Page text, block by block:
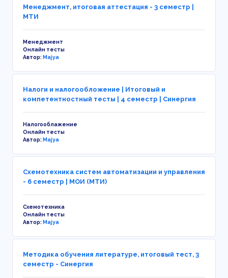
Менеджмент, итоговая аттестация - 3 семестр |
МТИ
Менеджмент
Онлайн тесты
Автор:Majya
Налоги и налогообложение | Итоговый и
компетентностный тесты | 4 семестр | Синергия
Налогооблажение
Онлайн тесты
Автор:Majya
Схемотехника систем автоматизации и управления
- 6 семестр | МОИ (МТИ)
Схемотехника
Онлайн тесты
Автор:Majya
Методика обучения литературе, итоговый тест, 3
семестр - Синергия